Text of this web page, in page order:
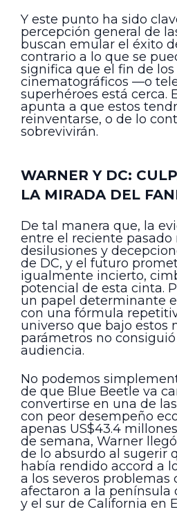
Y este punto ha sido
percepción general de
buscan emular el éxito
contrario a lo que se
significa que el fin de los
cinematográficos —o
superhéroes está cerca.
apunta a que estos
reinventarse, o de lo
sobrevivirán.
WARNER Y DC:
LA MIRADA DEL
De tal manera que, la
entre el reciente pasado
desilusiones y
de DC, y el futuro
igualmente incierto,
potencial de esta cinta.
un papel determinante
con una fórmula
universo que bajo estos
parámetros no
audiencia.
No podemos
de que Blue Beetle va
convertirse en una de
con peor desempeño
apenas US$43.4
de semana, Warner
de lo absurdo al sugerir
había rendido accord a
a los severos problemas
afectaron a la península
y el sur de California en